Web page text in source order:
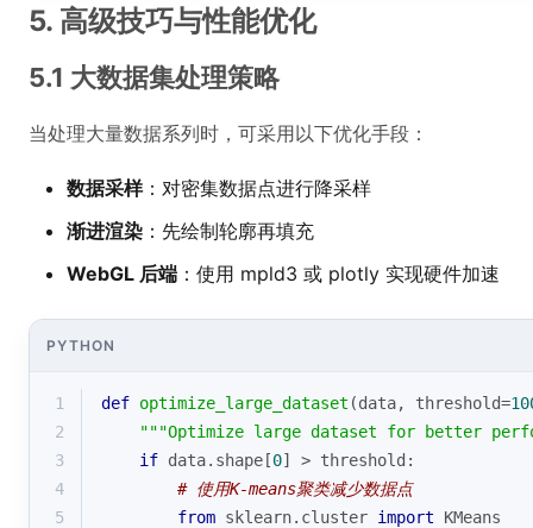
5. 高级技巧与性能优化
5.1 大数据集处理策略
当处理大量数据系列时，可采用以下优化手段：
数据采样：对密集数据点进行降采样
渐进渲染 ：先绘制轮廓再填充
WebGL 后端 ：使用 mpld3 或 plotly 实现硬件加速
PYTHON
1 def optimize_large_dataset (data, threshold=
2
"""Optimize large dataset for better
3
if data.shape[0] > threshold:
4
# 使用K-means聚类减少数据点
5
from sklearn.cluster import KMeans